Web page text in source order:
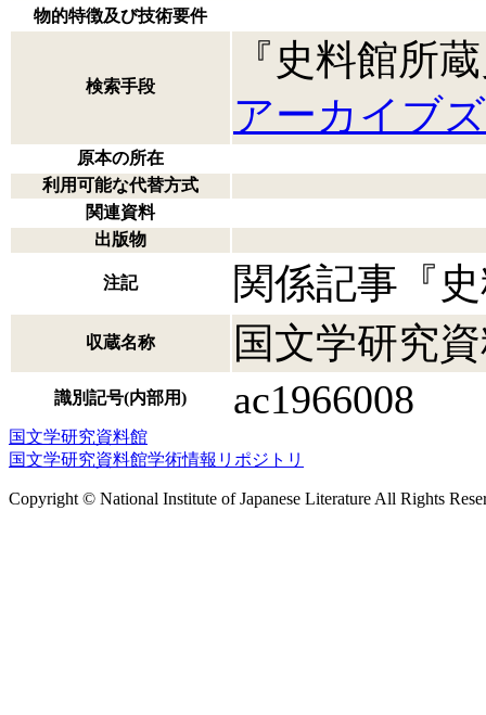
物的特徴及び技術要件
検索手段
『史料館所
アーカイブ
原本の所在
利用可能な代替方式
関連資料
出版物
注記 関係記事『
収蔵名称 国文学研究
識別記号(内部用) ac1966008
国文学研究資料館
国文学研究資料館学術情報リポジトリ
Copyright © National Institute of Japanese Literature All Rights